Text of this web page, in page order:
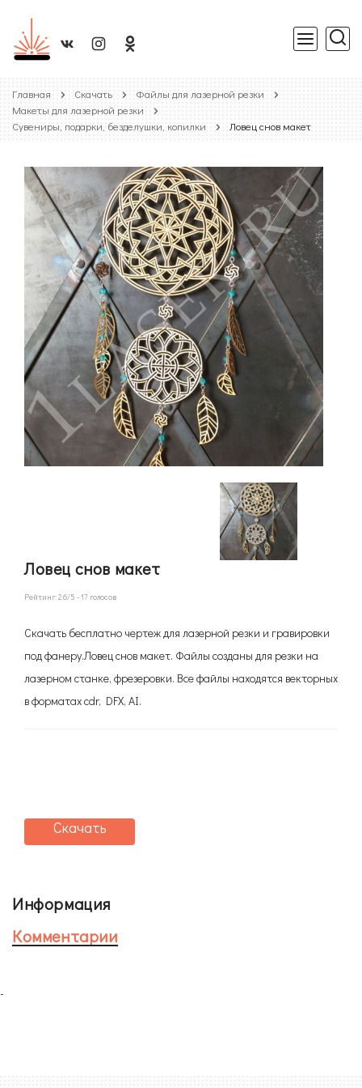
Главная Скачать
Файлы для лазерной резки
Макеты для лазерной резки
Сувениры, подарки, безделушки, копилки
Ловец снов макет
Ловец снов макет
Рейтинг:2.6/5 -17 голосов
Скачать бесплатно чертеж для лазерной резки и гравировки
под фанеру.Ловец снов макет. Файлы созданы для резки на
лазерном станке, фрезеровки. Все файлы находятся векторных
в форматах cdr, DFX, AI.
Скачать
Информация
Комментарии
-